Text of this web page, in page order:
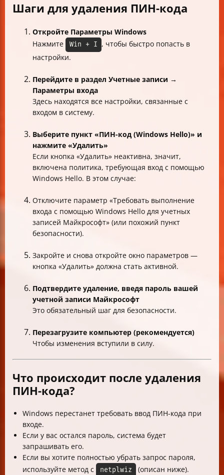
Шаги для удаления ПИН-кода
Откройте Параметры Windows
Нажмите
Win + I
, чтобы быстро попасть в
настройки.
Перейдите в раздел Учетные записи →
Параметры входа
Здесь находятся все настройки, связанные с
входом в систему.
Выберите пункт «ПИН-код (Windows Hello)» и
нажмите «Удалить»
Если кнопка «Удалить» неактивна, значит,
включена политика, требующая вход с помощью
Windows Hello. В этом случае:
Отключите параметр «Требовать выполнение
входа с помощью Windows Hello для учетных
записей Майкрософт» (или похожий пункт
безопасности).
Закройте и снова откройте окно параметров —
кнопка «Удалить» должна стать активной.
Подтвердите удаление, введя пароль вашей
учетной записи Майкрософт
Это обязательный шаг для безопасности.
Перезагрузите компьютер (рекомендуется)
Чтобы изменения вступили в силу.
Что происходит после удаления
ПИН-кода?
Windows перестанет требовать ввод ПИН-кода при
входе.
Если у вас остался пароль, система будет
запрашивать его.
Если вы хотите полностью убрать запрос пароля,
используйте метод с
netplwiz (описан ниже).